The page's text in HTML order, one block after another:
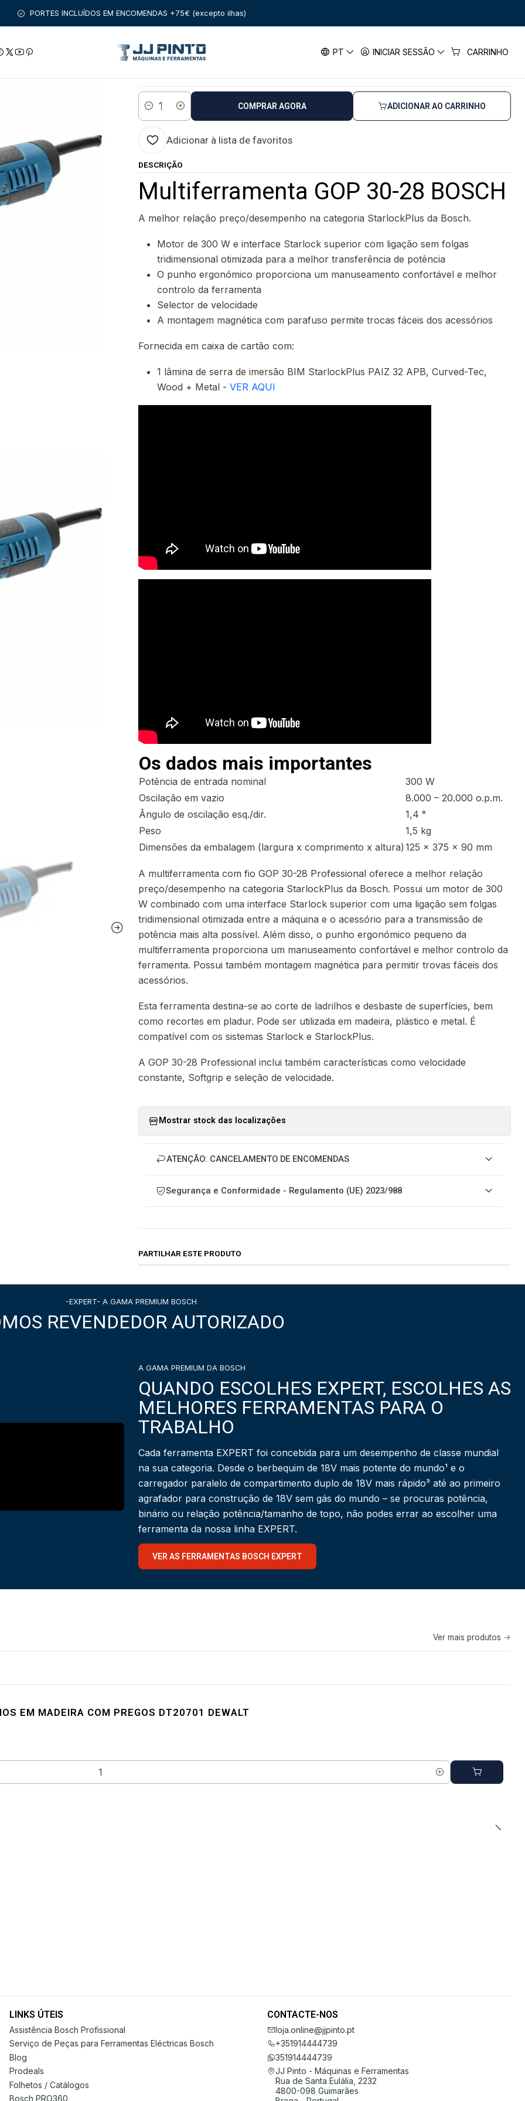
PT INICIAR SESSÃO CARRINHO
PORTES INCLUÍDOS EM ENCOMENDAS +75€ (excepto ilhas)
COM FIO BOSCH PROFISSIONAL MULTIFERRAMENTAS Multiferramenta GOP 30-28 BOSCH
Multiferramenta GOP 30-28 BOSCH
Estado: Envio imediato
Quantidade
ADICIONAR AO CARRINHO
COMPRAR AGORA
Adicionar à lista de favoritos
DESCRIÇÃO
Multiferramenta GOP 30-28 BOSCH
A melhor relação preço/desempenho na categoria StarlockPlus da Bosch.
Motor de 300 W e interface Starlock superior com ligação sem folgas
tridimensional otimizada para a melhor transferência de potência
O punho ergonómico proporciona um manuseamento confortável e melhor
controlo da ferramenta
Selector de velocidade
A montagem magnética com parafuso permite trocas fáceis dos acessórios
Fornecida em caixa de cartão com:
1 lâmina de serra de imersão BIM StarlockPlus PAIZ 32 APB, Curved-Tec,
Wood + Metal - VER AQUI
Os dados mais importantes
Potência de entrada nominal
300 W
Oscilação em vazio
8.000 – 20.000 o.p.m.
Ângulo de oscilação esq./dir.
1,4 °
Peso
1,5 kg
Dimensões da embalagem (largura x comprimento x altura) 125 x 375 x 90 mm
A multiferramenta com fio GOP 30-28 Professional oferece a melhor relação
preço/desempenho na categoria StarlockPlus da Bosch. Possui um motor de 300
W combinado com uma interface Starlock superior com uma ligação sem folgas
tridimensional otimizada entre a máquina e o acessório para a transmissão de
potência mais alta possível. Além disso, o punho ergonómico pequeno da
multiferramenta proporciona um manuseamento confortável e melhor controlo da
ferramenta. Possui também montagem magnética para permitir trovas fáceis dos
acessórios.
Esta ferramenta destina-se ao corte de ladrilhos e desbaste de superfícies, bem
como recortes em pladur. Pode ser utilizada em madeira, plástico e metal. É
compatível com os sistemas Starlock e StarlockPlus.
A GOP 30-28 Professional inclui também características como velocidade
constante, Softgrip e seleção de velocidade.
Mostrar stock das localizações
ATENÇÃO: CANCELAMENTO DE ENCOMENDAS
Segurança e Conformidade - Regulamento (UE) 2023/988
PARTILHAR ESTE PRODUTO
-EXPERT- A GAMA PREMIUM BOSCH
REVENDEDOR AUTORIZADO
A GAMA PREMIUM DA BOSCH
QUANDO ESCOLHES EXPERT, ESCOLHES AS
MELHORES FERRAMENTAS PARA O
TRABALHO
Cada ferramenta EXPERT foi concebida para um desempenho de classe mundial
na sua categoria. Desde o berbequim de 18V mais potente do mundo¹ e o
carregador paralelo de compartimento duplo de 18V mais rápido³ até ao primeiro
agrafador para construção de 18V sem gás do mundo – se procuras potência,
binário ou relação potência/tamanho de topo, não podes errar ao escolher uma
ferramenta da nossa linha EXPERT.
VER AS FERRAMENTAS BOSCH EXPERT
Ver mais produtos
EM MADEIRA COM PREGOS DT20701 DEWALT
LINKS ÚTEIS
Assistência Bosch Profissional
Serviço de Peças para Ferramentas Eléctricas Bosch
Blog
Prodeals
Folhetos / Catálogos
Bosch PRO360
CONTACTE-NOS
loja.online@jjpinto.pt
+351914444739
351914444739
JJ Pinto - Máquinas e Ferramentas
Rua de Santa Eulália, 2232
4800-098 Guimarães